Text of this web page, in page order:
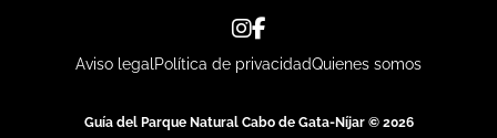
Aviso legal Política de privacidadQuienes somos
Guía del Parque Natural Cabo de Gata-Níjar © 2026